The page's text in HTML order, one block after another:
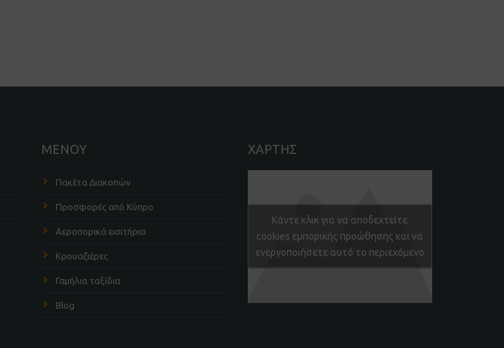
ΜΕΝΟΥ
Πακέτα Διακοπών
Προσφορές από Κύπρο
Αεροπορικά εισιτήρια
Κρουαζιέρες
Γαμήλια ταξίδια
Blog
ΧΑΡΤΗΣ
Κάντε κλικ για να αποδεχτείτε
cookies εμπορικής προώθησης και να
ενεργοποιήσετε αυτό το περιεχόμενο